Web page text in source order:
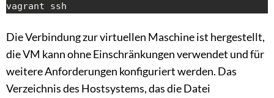
vagrant ssh
Die Verbindung zur virtuellen Maschine ist hergestellt,
die VM kann ohne Einschränkungen verwendet und für
weitere Anforderungen konfiguriert werden. Das
Verzeichnis des Hostsystems, das die Datei